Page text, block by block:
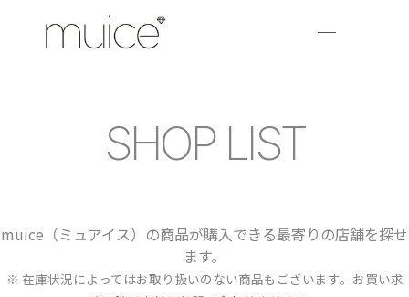
SHOP LIST
muice（ミュアイス）の商品が購入できる最寄りの店舗を探せ
ます。
※ 在庫状況によってはお取り扱いのない商品もございます。お買い求